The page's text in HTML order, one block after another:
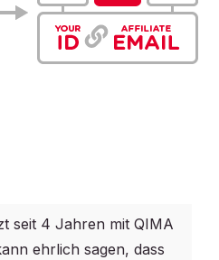
seit 4 Jahren mit QIMA
ehrlich sagen, dass